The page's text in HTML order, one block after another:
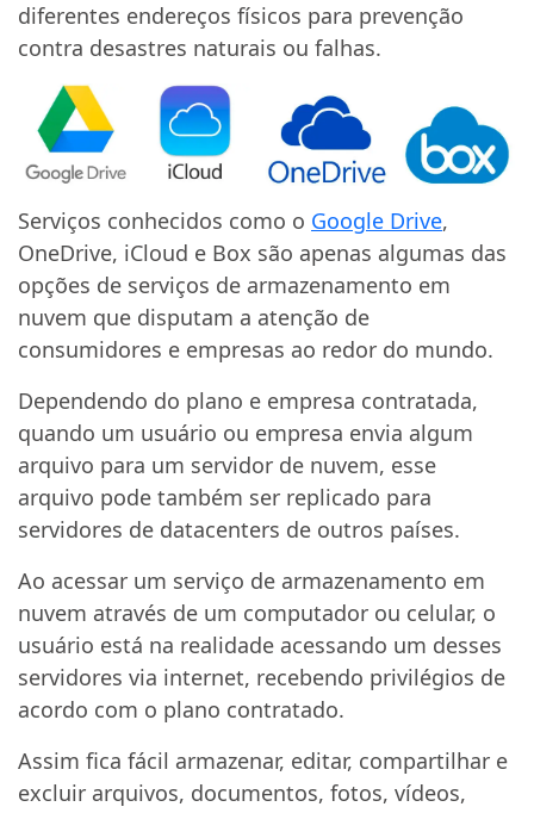
diferentes endereços físicos para prevenção
contra desastres naturais ou falhas.
Serviços conhecidos como o Google Drive,
OneDrive, iCloud e Box são apenas algumas das
opções de serviços de armazenamento em
nuvem que disputam a atenção de
consumidores e empresas ao redor do mundo.
Dependendo do plano e empresa contratada,
quando um usuário ou empresa envia algum
arquivo para um servidor de nuvem, esse
arquivo pode também ser replicado para
servidores de datacenters de outros países.
Ao acessar um serviço de armazenamento em
nuvem através de um computador ou celular, o
usuário está na realidade acessando um desses
servidores via internet, recebendo privilégios de
acordo com o plano contratado.
Assim fica fácil armazenar, editar, compartilhar e
excluir arquivos, documentos, fotos, vídeos,